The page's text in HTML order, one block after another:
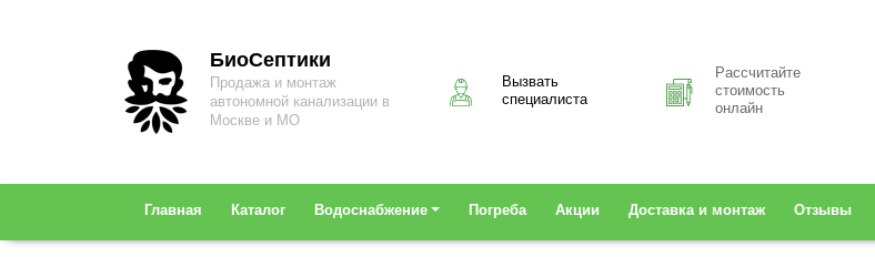
БиоСептики
Продажа и монтаж
автономной канализации в
Москве и МО
Вызвать
специалиста
Рассчитайте
стоимость
онлайн
Главная Каталог Водоснабжение Погреба Акции Доставка и монтаж Отзывы